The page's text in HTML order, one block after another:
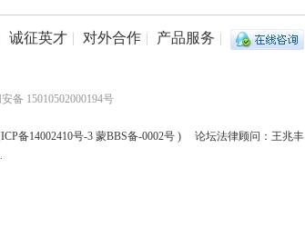
诚征英才 | 对外合作 | 产品服务 |
备 15010502000194号
备14002410号-3 蒙BBS备-0002号 ) 论坛法律顾问：王兆丰